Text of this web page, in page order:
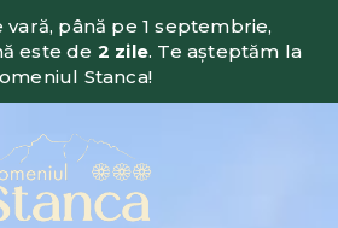
până pe 1 septembrie,
este de 2 zile. Te așteptăm la
Stanca!